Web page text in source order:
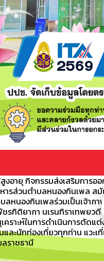
งอายุ กิจกรรมส่งเสริมการอ
ารส่วนตำบลหนองกินเพล ส
ลหนองกินเพลร่วมเป็นเจ้า
ชรกิติยาภา นเรนทิราเทพย
ราะห์ในการดำเนินการตัดแ
ะนักท่องเที่ยวทุกท่าน แวะ
ราชธานี